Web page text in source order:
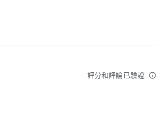
相簿的相片就會從裝置儲存空間中移除。
評分和評論已驗證 info_outline